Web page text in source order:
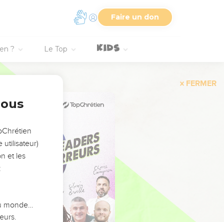
Faire un don
? Le Top
FERMER
utilisateur)
et les
monde…